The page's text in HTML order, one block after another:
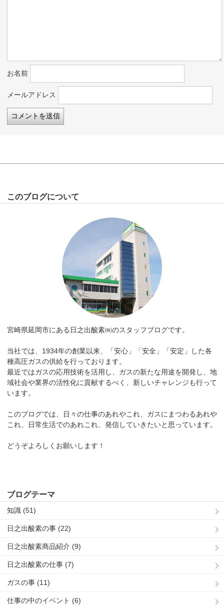
お名前
メールアドレス
このブログについて
宮崎県延岡市にある日之出酸素㈱のスタッフブログです。
当社では、1934年の創業以来、「安心」「安全」「安定」した各
種高圧ガスの供給を行っております。
最近ではガスの応用技術を活用し、ガスの新たな用途を開発し、地
域社会や業界の活性化に貢献するべく、新しいチャレンジも行って
います。
このブログでは、日々の仕事のあれやこれ、ガスにまつわるあれや
これ、日常生活でのあれこれ、発信していきたいと思っています。
どうぞよろしくお願いします！
ブログテーマ
知識 (51)
日之出酸素の事 (22)
日之出酸素商品紹介 (9)
日之出酸素の仕事 (7)
ガスの事 (11)
仕事の中のイベント (6)